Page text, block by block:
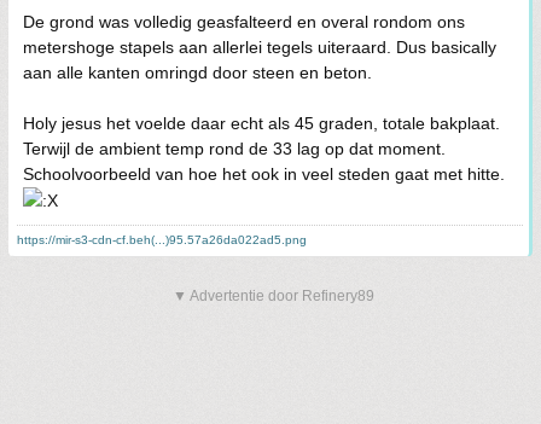
De grond was volledig geasfalteerd en overal rondom ons
metershoge stapels aan allerlei tegels uiteraard. Dus basically
aan alle kanten omringd door steen en beton.
Holy jesus het voelde daar echt als 45 graden, totale bakplaat.
Terwijl de ambient temp rond de 33 lag op dat moment.
Schoolvoorbeeld van hoe het ook in veel steden gaat met hitte.
https://mir-s3-cdn-cf.beh(...)95.57a26da022ad5.png
▼ Advertentie door Refinery89